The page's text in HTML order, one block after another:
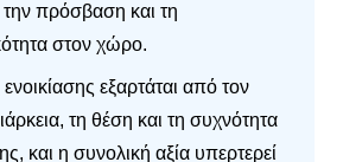
πρόσβαση και τη
στον χώρο.
εξαρτάται από τον
τη θέση και τη συχνότητα
και η συνολική αξία υπερτερεί